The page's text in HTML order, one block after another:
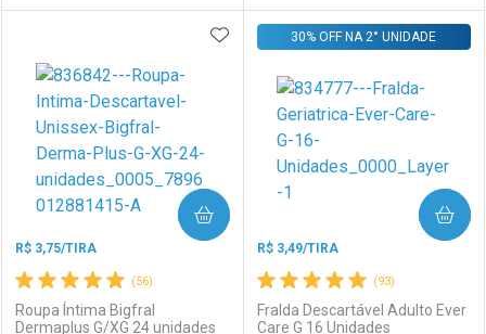
Laboratório
Por Menos Laboratório
Por Menos
(56)
R$ 3,75/TIRA
Roupa Íntima Bigfral
Dermaplus G/XG 24 unidades
ADICIONAR AOS FAVORITOS
COMPRAR
(93)
R$ 3,49/TIRA
Fralda Descartável Adulto Ever
Care G 16 Unidades
30% OFF NA 2° UNIDADE
COMPRAR